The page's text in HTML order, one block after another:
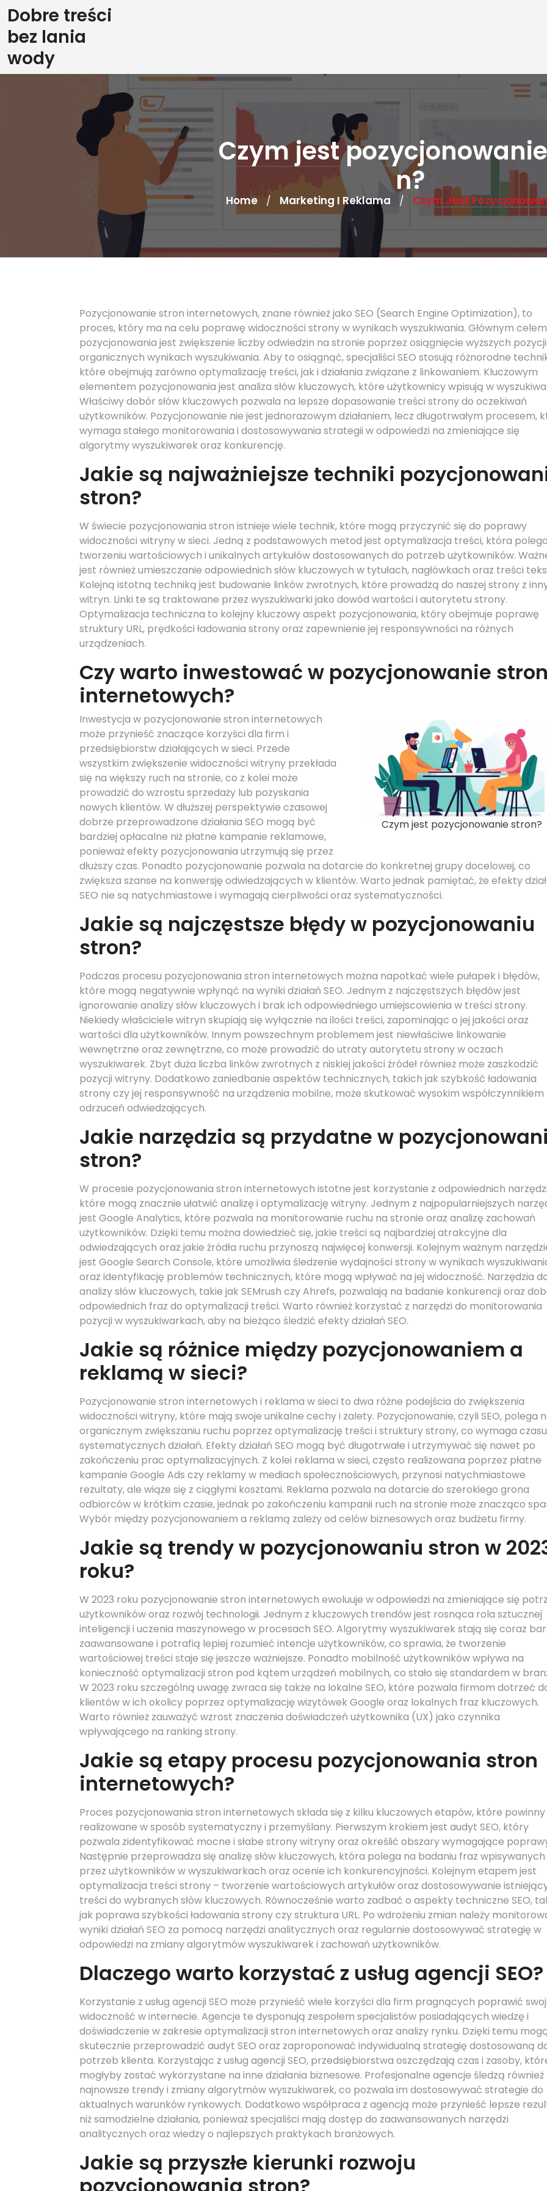
Skip
to
content
Dobre treści
bez lania
wody
Czym jest
n?
Home / Marketing I Reklama / Czym Jest
Pozycjonowanie stron internetowych, znane również jako SEO (Search Engine Optimization), to
proces, który ma na celu poprawę widoczności strony w wynikach wyszukiwania. Głównym celem
pozycjonowania jest zwiększenie liczby odwiedzin na stronie poprzez osiągnięcie wyższych
organicznych wynikach wyszukiwania. Aby to osiągnąć, specjaliści SEO stosują różnorodne
które obejmują zarówno optymalizację treści, jak i działania związane z linkowaniem. Kluczowym
elementem pozycjonowania jest analiza słów kluczowych, które użytkownicy wpisują w
Właściwy dobór słów kluczowych pozwala na lepsze dopasowanie treści strony do oczekiwań
użytkowników. Pozycjonowanie nie jest jednorazowym działaniem, lecz długotrwałym procesem,
wymaga stałego monitorowania i dostosowywania strategii w odpowiedzi na zmieniające się
algorytmy wyszukiwarek oraz konkurencję.
Jakie są najważniejsze techniki
stron?
W świecie pozycjonowania stron istnieje wiele technik, które mogą przyczynić się do poprawy
widoczności witryny w sieci. Jedną z podstawowych metod jest optymalizacja treści, która
tworzeniu wartościowych i unikalnych artykułów dostosowanych do potrzeb użytkowników.
jest również umieszczanie odpowiednich słów kluczowych w tytułach, nagłówkach oraz treści
Kolejną istotną techniką jest budowanie linków zwrotnych, które prowadzą do naszej strony z
witryn. Linki te są traktowane przez wyszukiwarki jako dowód wartości i autorytetu strony.
Optymalizacja techniczna to kolejny kluczowy aspekt pozycjonowania, który obejmuje poprawę
struktury URL, prędkości ładowania strony oraz zapewnienie jej responsywności na różnych
urządzeniach.
Czy warto inwestować w pozycjonowanie
internetowych?
Czym jest pozycjonowanie stron?
Inwestycja w pozycjonowanie stron internetowych
może przynieść znaczące korzyści dla firm i
przedsiębiorstw działających w sieci. Przede
wszystkim zwiększenie widoczności witryny przekłada
się na większy ruch na stronie, co z kolei może
prowadzić do wzrostu sprzedaży lub pozyskania
nowych klientów. W dłuższej perspektywie czasowej
dobrze przeprowadzone działania SEO mogą być
bardziej opłacalne niż płatne kampanie reklamowe,
ponieważ efekty pozycjonowania utrzymują się przez
dłuższy czas. Ponadto pozycjonowanie pozwala na dotarcie do konkretnej grupy docelowej, co
zwiększa szanse na konwersję odwiedzających w klientów. Warto jednak pamiętać, że efekty
SEO nie są natychmiastowe i wymagają cierpliwości oraz systematyczności.
Jakie są najczęstsze błędy w pozycjonowaniu
stron?
Podczas procesu pozycjonowania stron internetowych można napotkać wiele pułapek i błędów,
które mogą negatywnie wpłynąć na wyniki działań SEO. Jednym z najczęstszych błędów jest
ignorowanie analizy słów kluczowych i brak ich odpowiedniego umiejscowienia w treści strony.
Niekiedy właściciele witryn skupiają się wyłącznie na ilości treści, zapominając o jej jakości oraz
wartości dla użytkowników. Innym powszechnym problemem jest niewłaściwe linkowanie
wewnętrzne oraz zewnętrzne, co może prowadzić do utraty autorytetu strony w oczach
wyszukiwarek. Zbyt duża liczba linków zwrotnych z niskiej jakości źródeł również może zaszkodzić
pozycji witryny. Dodatkowo zaniedbanie aspektów technicznych, takich jak szybkość ładowania
strony czy jej responsywność na urządzenia mobilne, może skutkować wysokim współczynnikiem
odrzuceń odwiedzających.
Jakie narzędzia są przydatne w
stron?
W procesie pozycjonowania stron internetowych istotne jest korzystanie z odpowiednich
które mogą znacznie ułatwić analizę i optymalizację witryny. Jednym z najpopularniejszych
jest Google Analytics, które pozwala na monitorowanie ruchu na stronie oraz analizę zachowań
użytkowników. Dzięki temu można dowiedzieć się, jakie treści są najbardziej atrakcyjne dla
odwiedzających oraz jakie źródła ruchu przynoszą najwięcej konwersji. Kolejnym ważnym
jest Google Search Console, które umożliwia śledzenie wydajności strony w wynikach
oraz identyfikację problemów technicznych, które mogą wpływać na jej widoczność. Narzędzia
analizy słów kluczowych, takie jak SEMrush czy Ahrefs, pozwalają na badanie konkurencji oraz
odpowiednich fraz do optymalizacji treści. Warto również korzystać z narzędzi do monitorowania
pozycji w wyszukiwarkach, aby na bieżąco śledzić efekty działań SEO.
Jakie są różnice między pozycjonowaniem a
reklamą w sieci?
Pozycjonowanie stron internetowych i reklama w sieci to dwa różne podejścia do zwiększenia
widoczności witryny, które mają swoje unikalne cechy i zalety. Pozycjonowanie, czyli SEO, polega
organicznym zwiększaniu ruchu poprzez optymalizację treści i struktury strony, co wymaga
systematycznych działań. Efekty działań SEO mogą być długotrwałe i utrzymywać się nawet po
zakończeniu prac optymalizacyjnych. Z kolei reklama w sieci, często realizowana poprzez płatne
kampanie Google Ads czy reklamy w mediach społecznościowych, przynosi natychmiastowe
rezultaty, ale wiąże się z ciągłymi kosztami. Reklama pozwala na dotarcie do szerokiego grona
odbiorców w krótkim czasie, jednak po zakończeniu kampanii ruch na stronie może znacząco
Wybór między pozycjonowaniem a reklamą zależy od celów biznesowych oraz budżetu firmy.
Jakie są trendy w pozycjonowaniu stron w
roku?
W 2023 roku pozycjonowanie stron internetowych ewoluuje w odpowiedzi na zmieniające się
użytkowników oraz rozwój technologii. Jednym z kluczowych trendów jest rosnąca rola sztucznej
inteligencji i uczenia maszynowego w procesach SEO. Algorytmy wyszukiwarek stają się coraz
zaawansowane i potrafią lepiej rozumieć intencje użytkowników, co sprawia, że tworzenie
wartościowej treści staje się jeszcze ważniejsze. Ponadto mobilność użytkowników wpływa na
konieczność optymalizacji stron pod kątem urządzeń mobilnych, co stało się standardem w
W 2023 roku szczególną uwagę zwraca się także na lokalne SEO, które pozwala firmom dotrzeć
klientów w ich okolicy poprzez optymalizację wizytówek Google oraz lokalnych fraz kluczowych.
Warto również zauważyć wzrost znaczenia doświadczeń użytkownika (UX) jako czynnika
wpływającego na ranking strony.
Jakie są etapy procesu pozycjonowania stron
internetowych?
Proces pozycjonowania stron internetowych składa się z kilku kluczowych etapów, które
realizowane w sposób systematyczny i przemyślany. Pierwszym krokiem jest audyt SEO, który
pozwala zidentyfikować mocne i słabe strony witryny oraz określić obszary wymagające
Następnie przeprowadza się analizę słów kluczowych, która polega na badaniu fraz wpisywanych
przez użytkowników w wyszukiwarkach oraz ocenie ich konkurencyjności. Kolejnym etapem jest
optymalizacja treści strony – tworzenie wartościowych artykułów oraz dostosowywanie
treści do wybranych słów kluczowych. Równocześnie warto zadbać o aspekty techniczne SEO,
jak poprawa szybkości ładowania strony czy struktura URL. Po wdrożeniu zmian należy
wyniki działań SEO za pomocą narzędzi analitycznych oraz regularnie dostosowywać strategię w
odpowiedzi na zmiany algorytmów wyszukiwarek i zachowań użytkowników.
Dlaczego warto korzystać z usług agencji SEO?
Korzystanie z usług agencji SEO może przynieść wiele korzyści dla firm pragnących poprawić
widoczność w internecie. Agencje te dysponują zespołem specjalistów posiadających wiedzę i
doświadczenie w zakresie optymalizacji stron internetowych oraz analizy rynku. Dzięki temu
skutecznie przeprowadzić audyt SEO oraz zaproponować indywidualną strategię dostosowaną
potrzeb klienta. Korzystając z usług agencji SEO, przedsiębiorstwa oszczędzają czas i zasoby,
mogłyby zostać wykorzystane na inne działania biznesowe. Profesjonalne agencje śledzą również
najnowsze trendy i zmiany algorytmów wyszukiwarek, co pozwala im dostosowywać strategie do
aktualnych warunków rynkowych. Dodatkowo współpraca z agencją może przynieść lepsze
niż samodzielne działania, ponieważ specjaliści mają dostęp do zaawansowanych narzędzi
analitycznych oraz wiedzy o najlepszych praktykach branżowych.
Jakie są przyszłe kierunki rozwoju